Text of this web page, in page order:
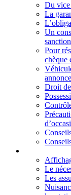
Du vice
La
Un
sanction
Pour
chèque
annonce
Droit
Le
Les